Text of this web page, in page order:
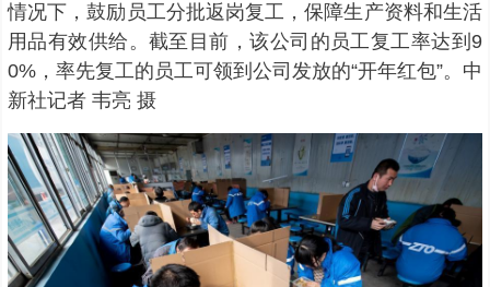
情况下，鼓励员工分批返岗复工，保障生产资料和生活
用品有效供给。截至目前，该公司的员工复工率达到9
0%，率先复工的员工可领到公司发放的“开年红包”。中
新社记者 韦亮 摄